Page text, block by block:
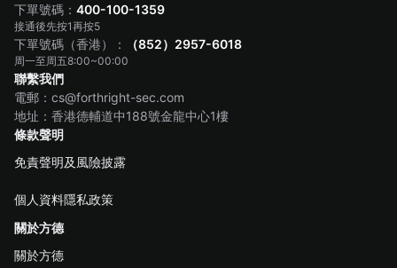
下單號碼： 400-100-1359
接通後先按1再按5
下單號碼（香港）： （852）2957-6018
周一至周五8:00~00:00
聯繫我們
電郵：cs@forthright-sec.com
地址：香港德輔道中188號金龍中心1樓
條款聲明
免責聲明及風險披露
個人資料隱私政策
關於方德
關於方德